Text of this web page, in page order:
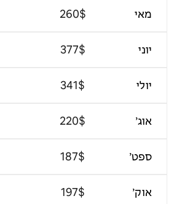
76°F
82°F
83°F
83°F
80°F
71°F